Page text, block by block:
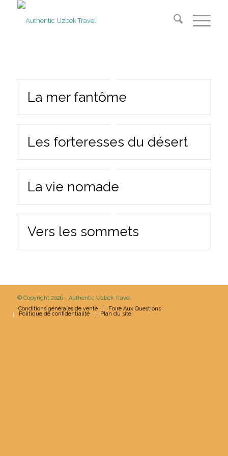
La mer fantôme
Les forteresses du désert
La vie nomade
Vers les sommets
© Copyright 2026 - Authentic Uzbek Travel
Conditions générales de vente
Foire Aux Questions
Politique de confidentialité Plan du site